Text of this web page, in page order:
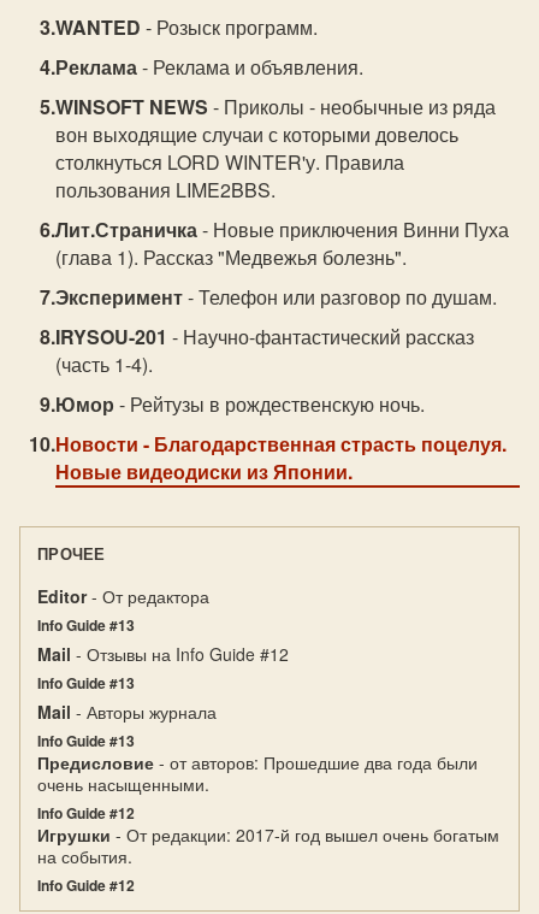
WANTED - Розыск программ.
Реклама- Реклама и объявления.
WINSOFT NEWS - Приколы - необычные из ряда
вон выходящие случаи с которыми довелось
столкнуться LORD WINTER'у. Правила
пользования LIME2BBS.
Лит.Страничка- Новые приключения Винни Пуха
(глава 1). Рассказ "Медвежья болезнь".
Эксперимент- Телефон или разговор по душам.
IRYSOU-201 - Научно-фантастический рассказ
(часть 1-4).
Юмор - Рейтузы в рождественскую ночь.
Новости - Благодарственная страсть поцелуя.
Новые видеодиски из Японии.
ПРОЧЕЕ
Editor- От редактора
Info Guide #13
Mail - Отзывы на Info Guide #12
Info Guide #13
Mail - Авторы журнала
Info Guide #13
Предисловие - от авторов: Прошедшие два года были
очень насыщенными.
Info Guide #12
Игрушки - От редакции: 2017-й год вышел очень богатым
на события.
Info Guide #12